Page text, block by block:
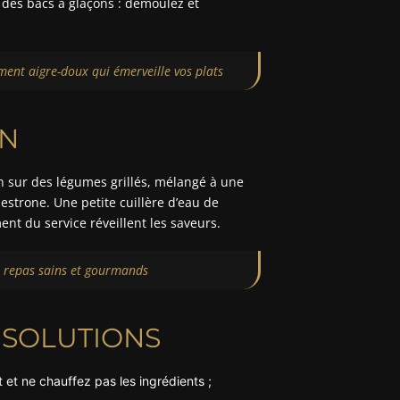
aigre-doux qui émerveille vos plats
sur des légumes grillés, mélangé à une
Une petite cuillère d’eau de
du service réveillent les saveurs.
sains et gourmands
ne chauffez pas les ingrédients ;